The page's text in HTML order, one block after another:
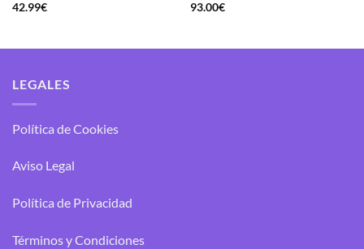
42.99€
93.00€
LEGALES
Política de Cookies
Aviso Legal
Política de Privacidad
Términos y Condiciones